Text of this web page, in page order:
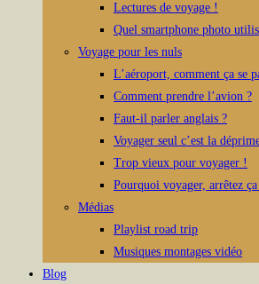
Lectures de voyage !
Quel smartphone photo
Voyage pour les nuls
L’aéroport, comment ça se
Comment prendre l’avion ?
Faut-il parler anglais ?
Voyager seul c’est la
Trop vieux pour voyager !
Pourquoi voyager, arrêtez
Médias
Playlist road trip
Musiques montages vidéo
Blog